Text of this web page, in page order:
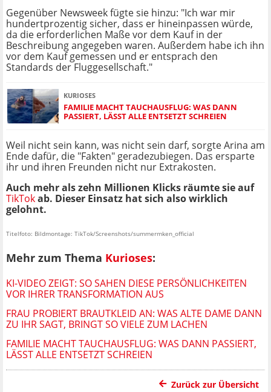
Gegenüber Newsweek fügte sie hinzu: "Ich war mir
hundertprozentig sicher, dass er hineinpassen würde,
da die erforderlichen Maße vor dem Kauf in der
Beschreibung angegeben waren. Außerdem habe ich ihn
vor dem Kauf gemessen und er entsprach den
Standards der Fluggesellschaft."
KURIOSES
FAMILIE MACHT TAUCHAUSFLUG: WAS DANN
PASSIERT, LÄSST ALLE ENTSETZT SCHREIEN
Weil nicht sein kann, was nicht sein darf, sorgte Arina am
Ende dafür, die "Fakten" geradezubiegen. Das ersparte
ihr und ihren Freunden nicht nur Extrakosten.
Auch mehr als zehn Millionen Klicks räumte sie auf
TikTokab. Dieser Einsatz hat sich also wirklich
gelohnt.
Titelfoto: Bildmontage: TikTok/Screenshots/summermken_official
Mehr zum Thema Kurioses:
KI-VIDEO ZEIGT: SO SAHEN DIESE PERSÖNLICHKEITEN
VOR IHRER TRANSFORMATION AUS
FRAU PROBIERT BRAUTKLEID AN: WAS ALTE DAME DANN
ZU IHR SAGT, BRINGT SO VIELE ZUM LACHEN
FAMILIE MACHT TAUCHAUSFLUG: WAS DANN PASSIERT,
LÄSST ALLE ENTSETZT SCHREIEN
Zurück zur Übersicht